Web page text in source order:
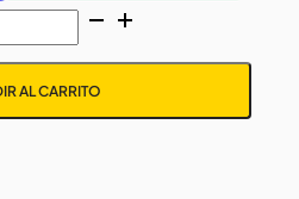
AL CARRITO